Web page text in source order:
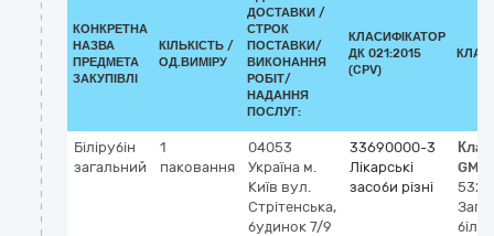
КОНКРЕТНА
НАЗВА
ПРЕДМЕТА
ЗАКУПІВЛІ
КІЛЬКІСТЬ /
ОД.ВИМІРУ
ДОСТАВКИ /
СТРОК
ПОСТАВКИ/
ВИКОНАННЯ
РОБІТ/
НАДАННЯ
ПОСЛУГ:
КЛАСИФІКАТОР
ДК 021:2015
(CPV)
Білірубін
загальний
1
паковання
04053
Україна м.
Київ вул.
Стрітенська,
будинок 7/9
33690000-3
Лікарські
засоби різні